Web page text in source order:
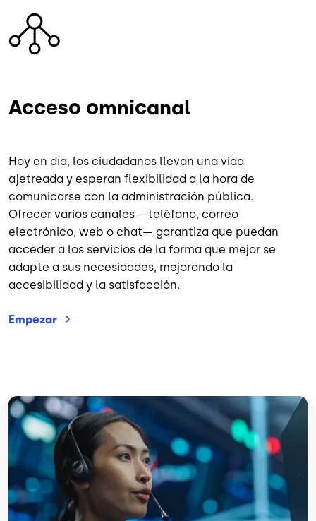
Imagen
Acceso omnicanal
Hoy en día, los ciudadanos llevan una vida
ajetreada y esperan flexibilidad a la hora de
comunicarse con la administración pública.
Ofrecer varios canales —teléfono, correo
electrónico, web o chat— garantiza que puedan
acceder a los servicios de la forma que mejor se
adapte a sus necesidades, mejorando la
accesibilidad y la satisfacción.
Empezar
Imagen